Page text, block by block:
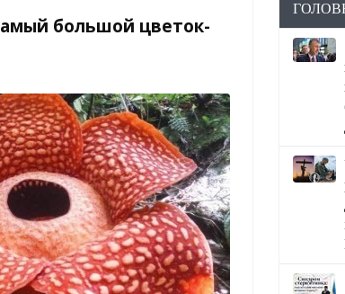
большой цветок-